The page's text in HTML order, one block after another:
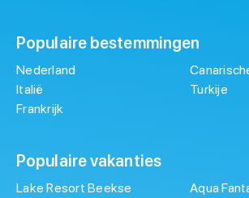
Populaire bestemmingen
Nederland
Italië
Frankrijk
Turkije
Populaire vakanties
Lake Resort Beekse
Aqua